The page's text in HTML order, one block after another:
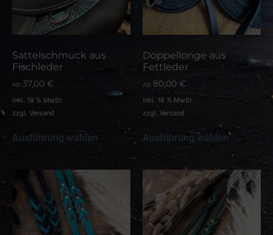
Sattelschmuck aus
Fischleder
AB: 37,00 €
inkl. 19 % MwSt.
zzgl. Versand
Ausführung wählen
Doppellonge aus
Fettleder
AB: 80,00 €
inkl. 19 % MwSt.
zzgl. Versand
Ausführung wählen